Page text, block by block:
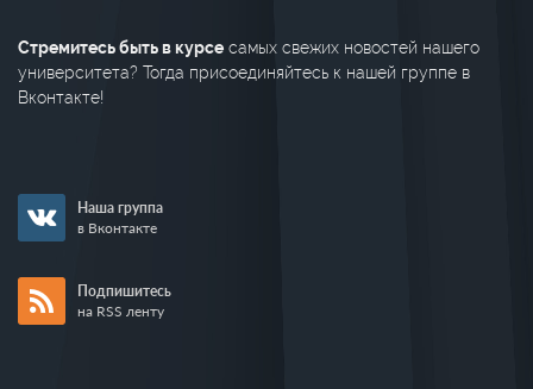
Стремитесь быть в курсе самых свежих новостей нашего
университета? Тогда присоединяйтесь к нашей группе в
Вконтакте!
Наша группа
в Вконтакте
Подпишитесь
на RSS ленту